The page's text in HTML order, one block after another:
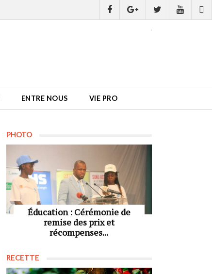
ENTRE NOUS VIE PRO
PHOTO
Éducation : Cérémonie de
remise des prix et
récompenses...
RECETTE